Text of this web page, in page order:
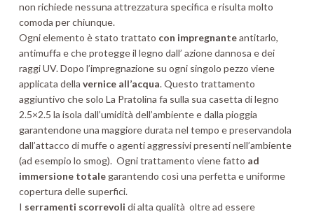
non richiede nessuna attrezzatura specifica e risulta molto
comoda per chiunque.
Ogni elemento è stato trattato con impregnanteantitarlo,
antimuffa e che protegge il legno dall’ azione dannosa e dei
raggi UV. Dopo l’impregnazione su ogni singolo pezzo viene
applicata della vernice all’acqua. Questo trattamento
aggiuntivo che solo La Pratolina fa sulla sua casetta di legno
2.5×2.5 la isola dall’umidità dell’ambiente e dalla pioggia
garantendone una maggiore durata nel tempo e preservandola
dall’attacco di muffe o agenti aggressivi presenti nell’ambiente
(ad esempio lo smog). Ogni trattamento viene fatto ad
immersione totale garantendo così una perfetta e uniforme
copertura delle superfici.
I serramenti scorrevoli di alta qualità oltre ad essere